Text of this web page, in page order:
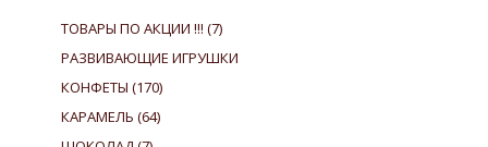
ТОВАРЫ ПО АКЦИИ !!! (7)
РАЗВИВАЮЩИЕ ИГРУШКИ
КОНФЕТЫ (170)
КАРАМЕЛЬ (64)